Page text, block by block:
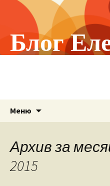
Блог
Меню
Архив за
2015